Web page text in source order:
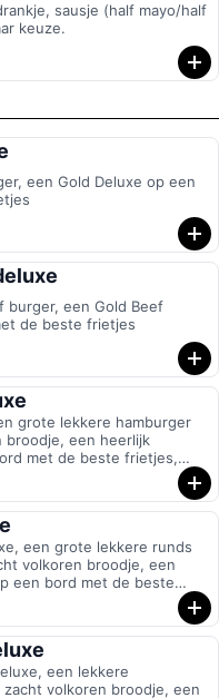
sausje (half mayo/half
keuze.
een Gold Deluxe op een
burger, een Gold Beef
de beste frietjes
grote lekkere hamburger
broodje, een heerlijk
met de beste frietjes,
eigen keuze
een grote lekkere runds
volkoren broodje, een
een bord met de beste
naar eigen keuze
een lekkere
volkoren broodje, een